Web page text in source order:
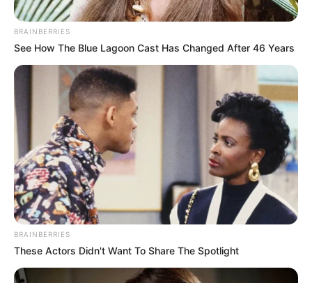
મેષ-આજનો દિવસ તમારા માટે ખાસ રહેશે. વૈવાહિક
સંબંધોમાં નારાજગી આજે સમાપ્ત થશે અને અમે
એકબીજા સાથે નવા સંબંધની શરૂઆત કરીશું. બાળકો
આજે ખૂબ જ ખુશ રહેશે, તેમની માંગ તેમના માતા-પિતા
આજે પૂરી કરશે. જેઓ સ્પર્ધાત્મક પરીક્ષાઓની તૈયારી
કરી રહ્યા છે, તેઓ તેમના લક્ષ્યો પર ધ્યાન કેન્દ્રિત કરે
છે. ટૂંક સમયમાં તમારી સફળતાની શક્યતાઓ છે.
સ્વાસ્થ્યની દૃષ્ટિએ આજે ​​તમે ફિટ રહેશો.
BRAINBERRIES
See How The Blue Lagoon Cast Has Changed After 46 Years
BRAINBERRIES
These Actors Didn't Want To Share The Spotlight